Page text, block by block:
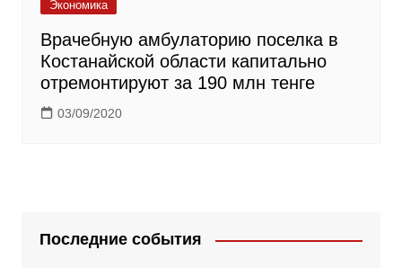
Экономика
Врачебную амбулаторию поселка в
Костанайской области капитально
отремонтируют за 190 млн тенге
03/09/2020
Последние события